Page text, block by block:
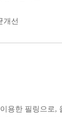
개선
용한 필링으로,